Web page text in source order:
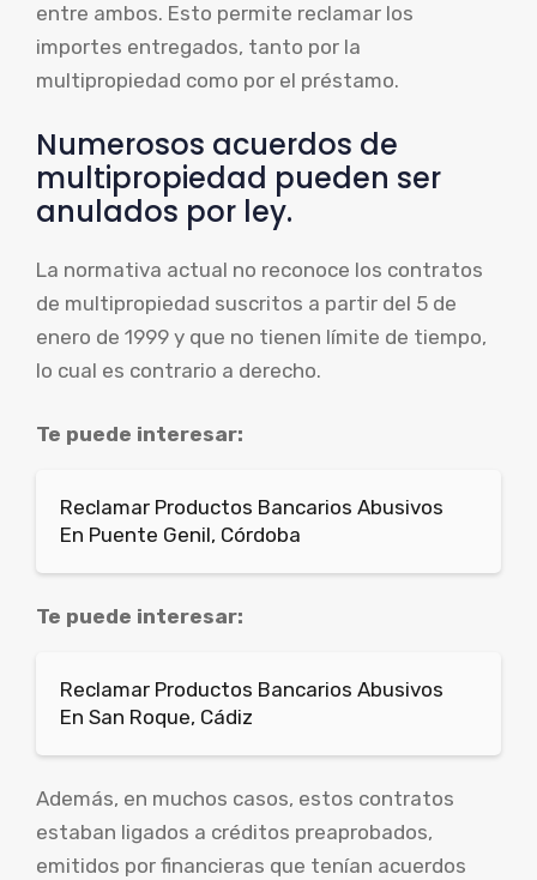
entre ambos. Esto permite reclamar los
importes entregados, tanto por la
multipropiedad como por el préstamo.
Numerosos acuerdos de
multipropiedad pueden ser
anulados por ley.
La normativa actual no reconoce los contratos
de multipropiedad suscritos a partir del 5 de
enero de 1999 y que no tienen límite de tiempo,
lo cual es contrario a derecho.
Te puede interesar:
Reclamar Productos Bancarios Abusivos
En Puente Genil, Córdoba
Te puede interesar:
Reclamar Productos Bancarios Abusivos
En San Roque, Cádiz
Además, en muchos casos, estos contratos
estaban ligados a créditos preaprobados,
emitidos por financieras que tenían acuerdos